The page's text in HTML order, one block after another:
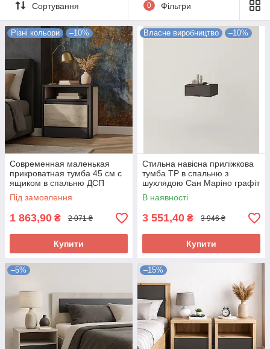
Як з першого разу вибрати гарні тумби
приліжкові
Кімната вийде затишною та ефектною, якщо всі меблі будуть
єдиного відтінку та стилістики. Вибираючи тумби прикроватні,
потрібно зважати ще й на особливості ліжка. Біля громіздкого
з чималим узголів'ям краще поставити масивні меблі,
шириною 50-100 см, а біля невеликого – лаконічні приліжкові
тумби, розмір яких не перевищуватиме 50 см. Мініатюрні
комоди та ліжко разом з матрацом повинні бути однакової
висоти. Вам буде зручно користуватися меблями, а кімната
вийде гармонійною та довершеною.
Сортування 0 Фільтри
Різні кольори –10%
Современная маленькая
прикроватная тумба 45 см с
ящиком в спальню ДСП
Модуль Летро дуб крафт
белый+графит
Під замовлення
1 863,90 ₴ 2 071 ₴
Купити
Власне виробництво –10%
Стильна навісна приліжкова
тумба TP в спальню з
шухлядою Сан Маріно графіт
В наявності
3 551,40 ₴ 3 946 ₴
Купити
–5% –15%